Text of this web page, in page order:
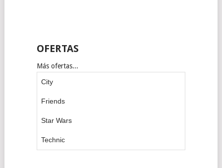
OFERTAS
Más ofertas...
City
Friends
Star Wars
Technic